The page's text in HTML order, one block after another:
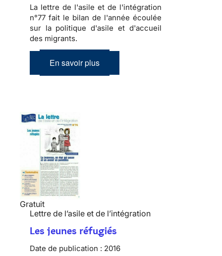
La lettre de l'asile et de l'intégration
n°77 fait le bilan de l'année écoulée
sur la politique d'asile et d'accueil
des migrants.
En savoir plus
Gratuit
Lettre de l’asile et de l’intégration
Les jeunes réfugiés
Date de publication : 2016